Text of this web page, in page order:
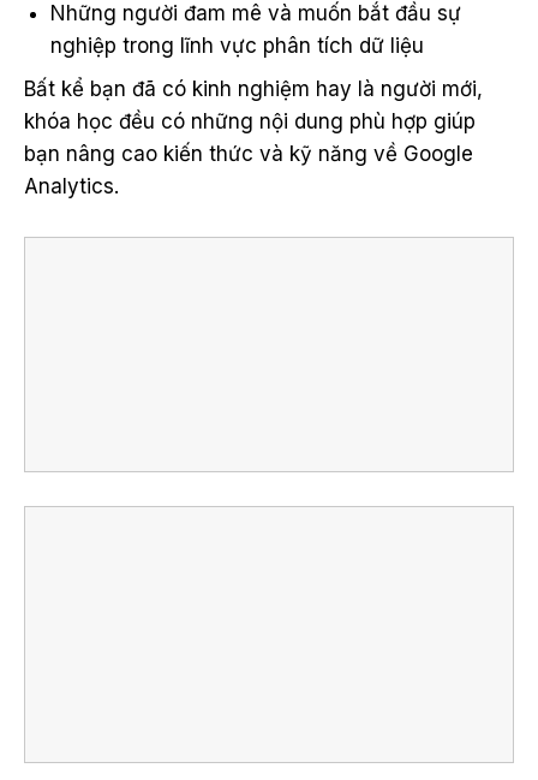
Những người đam mê và muốn bắt đầu sự
nghiệp trong lĩnh vực phân tích dữ liệu
Bất kể bạn đã có kinh nghiệm hay là người mới,
khóa học đều có những nội dung phù hợp giúp
bạn nâng cao kiến thức và kỹ năng về Google
Analytics.